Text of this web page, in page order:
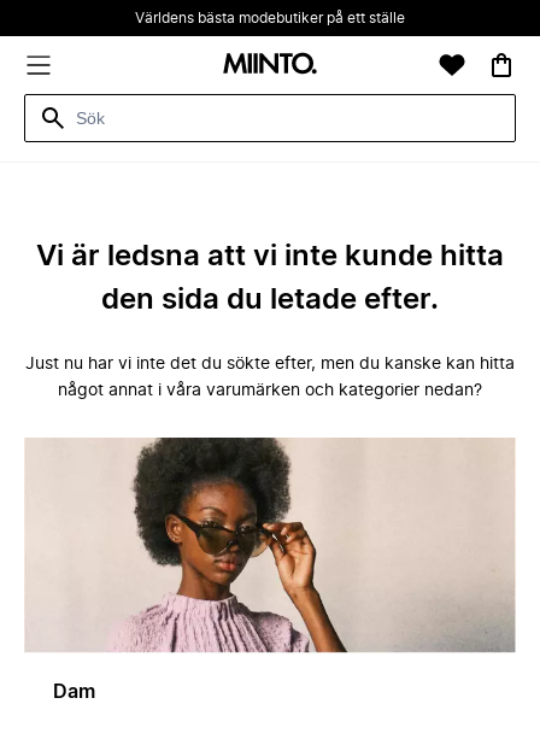
Världens bästa modebutiker på ett ställe
Vi är ledsna att vi inte kunde hitta
den sida du letade efter.
Just nu har vi inte det du sökte efter, men du kanske kan hitta
något annat i våra varumärken och kategorier nedan?
Dam